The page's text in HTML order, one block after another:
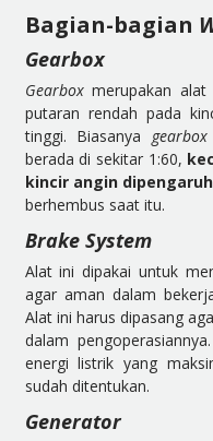
Bagian-bagian
Gearbox
Gearboxmerupakan alat
putaran rendah pada
tinggi. Biasanya gearbox
berada di sekitar 1:60,
kincir angin
berhembus saat itu.
Brake System
Alat ini dipakai untuk
agar aman dalam
Alat ini harus dipasang
dalam
energi listrik yang
sudah ditentukan.
Generator